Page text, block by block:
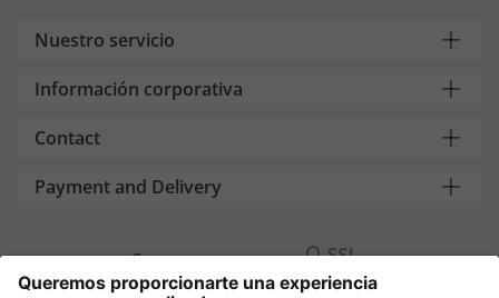
Nuestro servicio
Información corporativa
Contact
Payment and Delivery
Compra segura con